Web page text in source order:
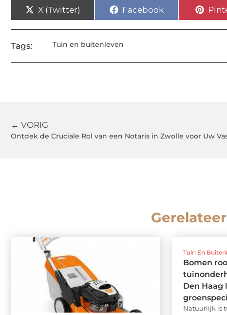
X (Twitter) Facebook
Tags: Tuin en buitenleven
← VORIG
Ontdek de Cruciale Rol van een Notaris in Zwolle voor Uw
Tuin En
Bomen
Den Haag
Natuurlijk is